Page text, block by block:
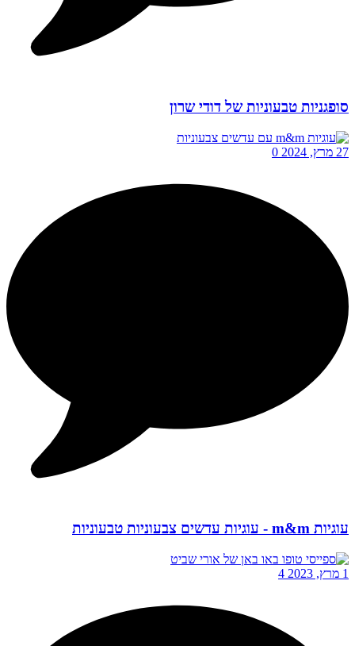
סופגניות טבעוניות של דודי שרון
27 מרץ, 2024 0
עוגיות m&m - עוגיות עדשים צבעוניות טבעוניות
1 מרץ, 2023 4